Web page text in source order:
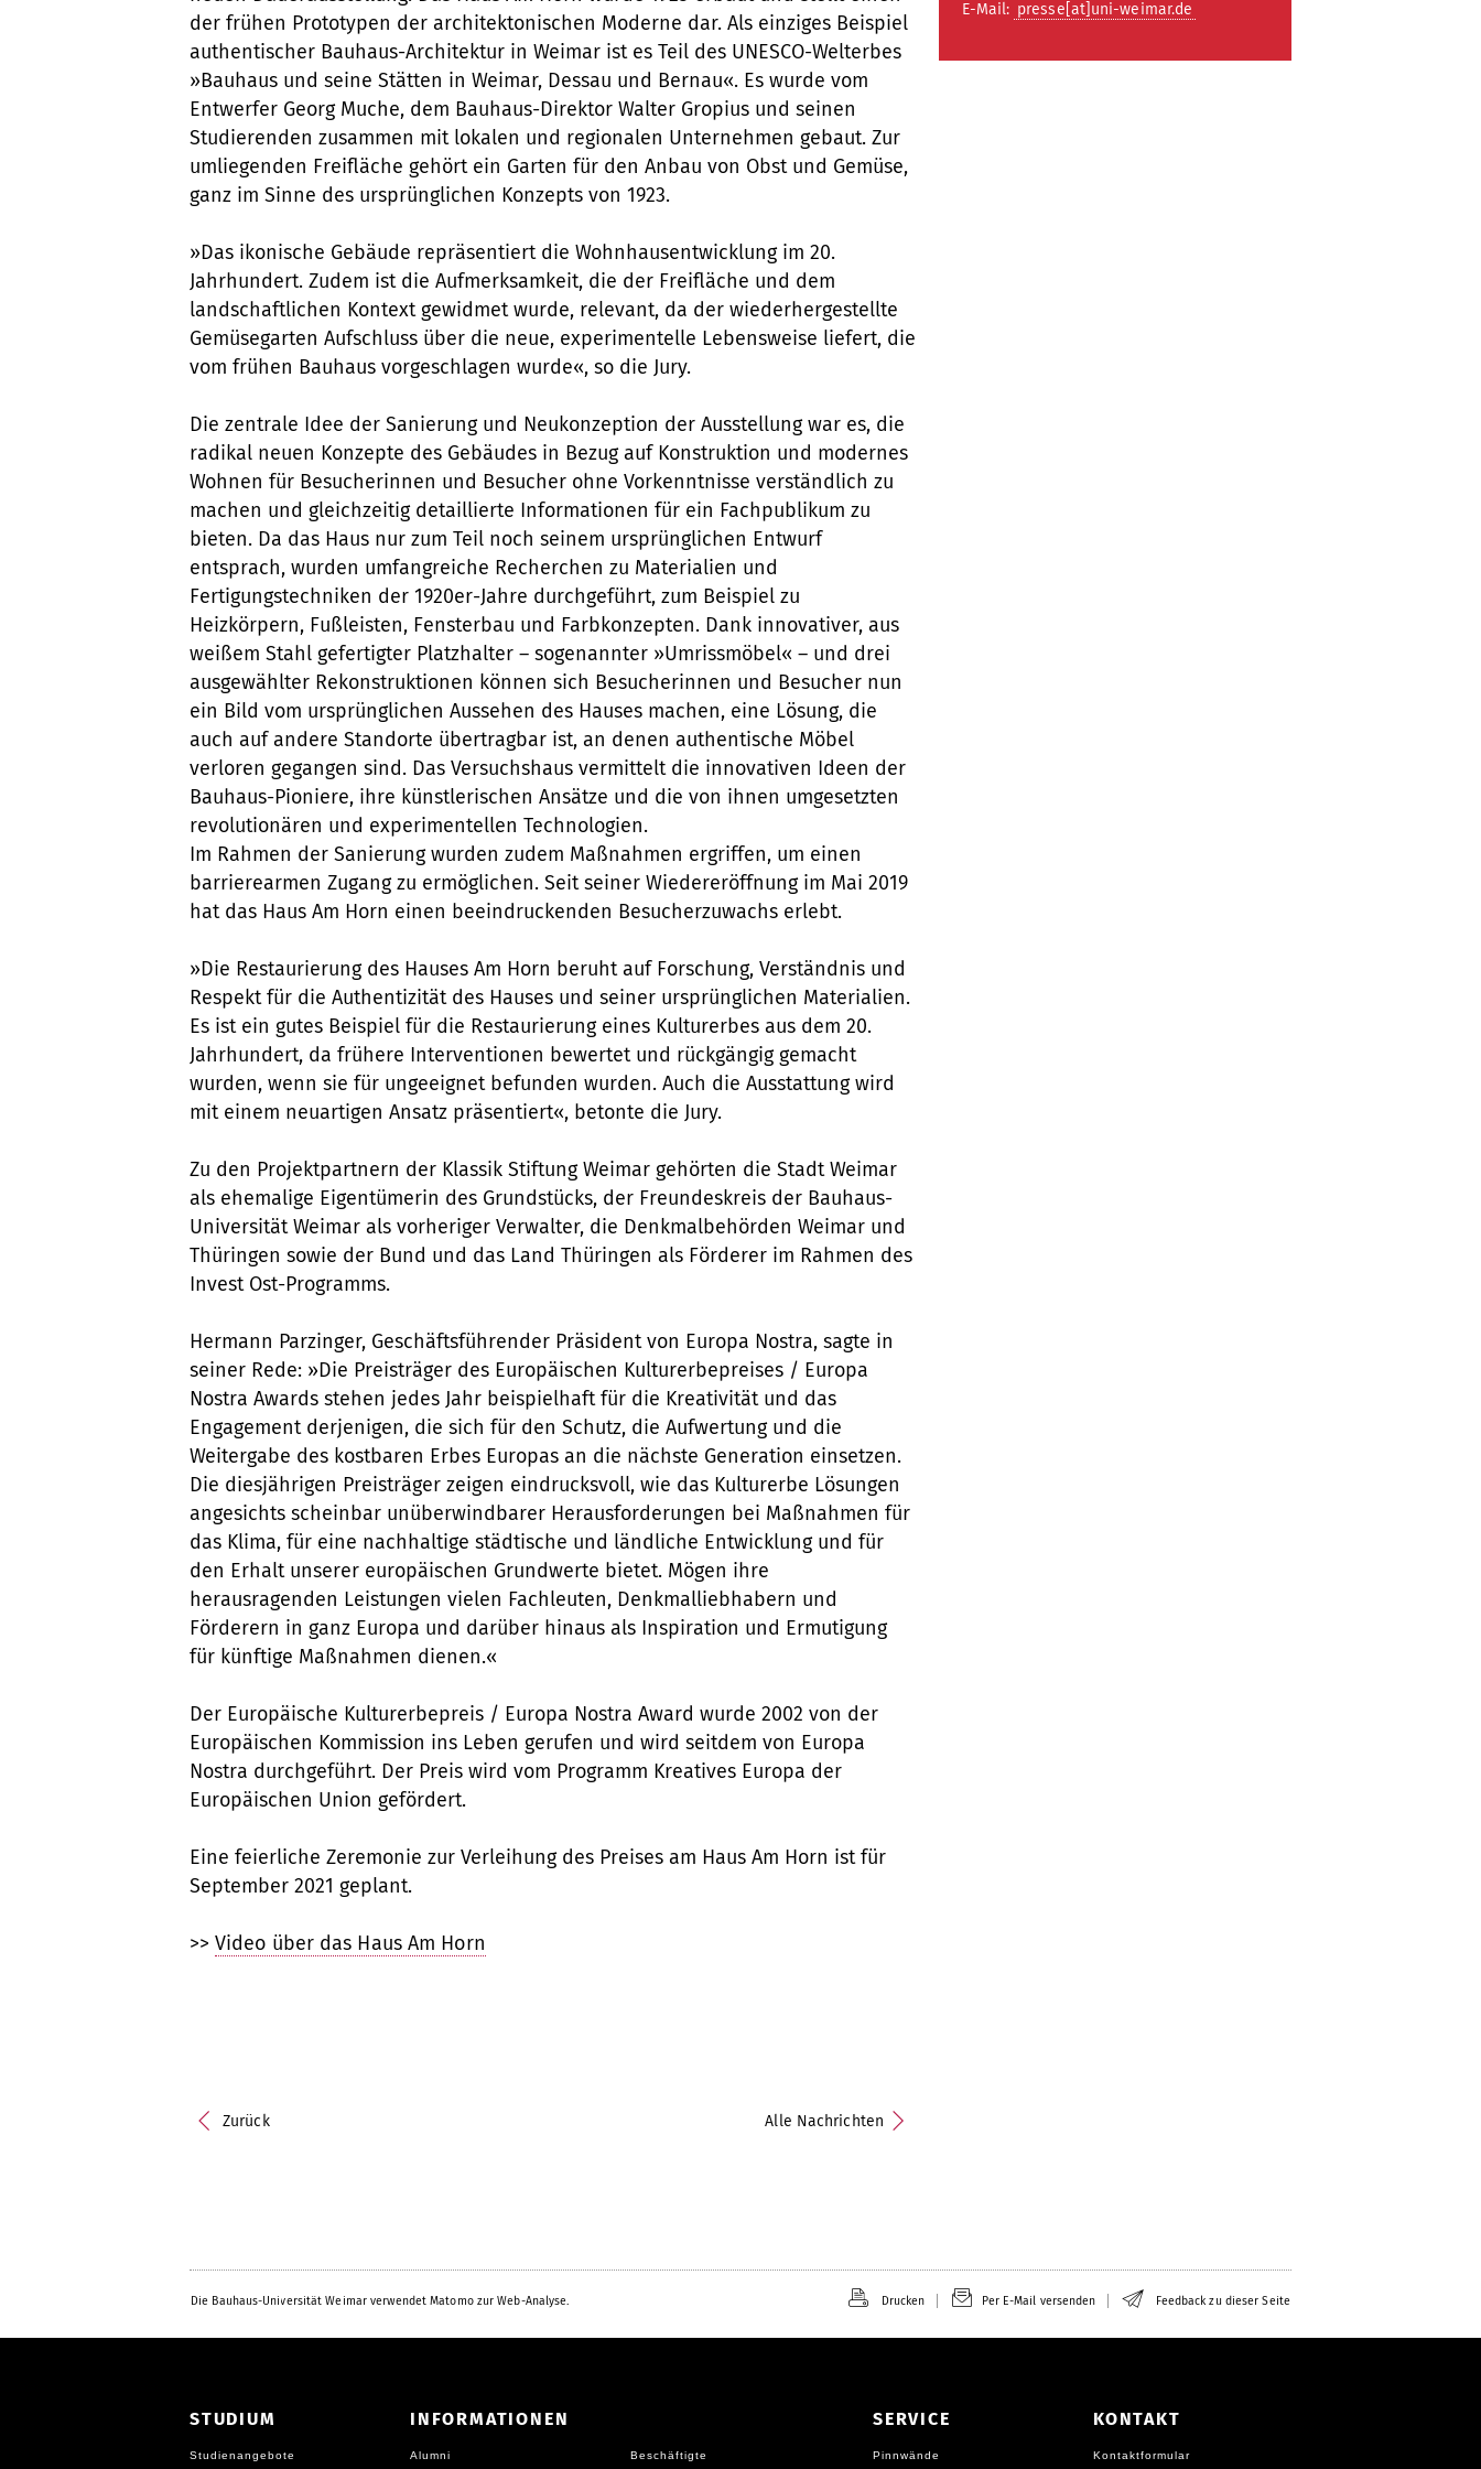
der frühen Prototypen der architektonischen Moderne dar. Als einziges Beispiel
authentischer Bauhaus-Architektur in Weimar ist es Teil des UNESCO-Welterbes
»Bauhaus und seine Stätten in Weimar, Dessau und Bernau«. Es wurde vom
Entwerfer Georg Muche, dem Bauhaus-Direktor Walter Gropius und seinen
Studierenden zusammen mit lokalen und regionalen Unternehmen gebaut. Zur
umliegenden Freifläche gehört ein Garten für den Anbau von Obst und Gemüse,
ganz im Sinne des ursprünglichen Konzepts von 1923.
»Das ikonische Gebäude repräsentiert die Wohnhausentwicklung im 20.
Jahrhundert. Zudem ist die Aufmerksamkeit, die der Freifläche und dem
landschaftlichen Kontext gewidmet wurde, relevant, da der wiederhergestellte
Gemüsegarten Aufschluss über die neue, experimentelle Lebensweise liefert, die
vom frühen Bauhaus vorgeschlagen wurde«, so die Jury.
Die zentrale Idee der Sanierung und Neukonzeption der Ausstellung war es, die
radikal neuen Konzepte des Gebäudes in Bezug auf Konstruktion und modernes
Wohnen für Besucherinnen und Besucher ohne Vorkenntnisse verständlich zu
machen und gleichzeitig detaillierte Informationen für ein Fachpublikum zu
bieten. Da das Haus nur zum Teil noch seinem ursprünglichen Entwurf
entsprach, wurden umfangreiche Recherchen zu Materialien und
Fertigungstechniken der 1920er-Jahre durchgeführt, zum Beispiel zu
Heizkörpern, Fußleisten, Fensterbau und Farbkonzepten. Dank innovativer, aus
weißem Stahl gefertigter Platzhalter – sogenannter »Umrissmöbel« – und drei
ausgewählter Rekonstruktionen können sich Besucherinnen und Besucher nun
ein Bild vom ursprünglichen Aussehen des Hauses machen, eine Lösung, die
auch auf andere Standorte übertragbar ist, an denen authentische Möbel
verloren gegangen sind. Das Versuchshaus vermittelt die innovativen Ideen der
Bauhaus-Pioniere, ihre künstlerischen Ansätze und die von ihnen umgesetzten
revolutionären und experimentellen Technologien.
Im Rahmen der Sanierung wurden zudem Maßnahmen ergriffen, um einen
barrierearmen Zugang zu ermöglichen. Seit seiner Wiedereröffnung im Mai 2019
hat das Haus Am Horn einen beeindruckenden Besucherzuwachs erlebt.
»Die Restaurierung des Hauses Am Horn beruht auf Forschung, Verständnis und
Respekt für die Authentizität des Hauses und seiner ursprünglichen Materialien.
Es ist ein gutes Beispiel für die Restaurierung eines Kulturerbes aus dem 20.
Jahrhundert, da frühere Interventionen bewertet und rückgängig gemacht
wurden, wenn sie für ungeeignet befunden wurden. Auch die Ausstattung wird
mit einem neuartigen Ansatz präsentiert«, betonte die Jury.
Zu den Projektpartnern der Klassik Stiftung Weimar gehörten die Stadt Weimar
als ehemalige Eigentümerin des Grundstücks, der Freundeskreis der Bauhaus-
Universität Weimar als vorheriger Verwalter, die Denkmalbehörden Weimar und
Thüringen sowie der Bund und das Land Thüringen als Förderer im Rahmen des
Invest Ost-Programms.
Hermann Parzinger, Geschäftsführender Präsident von Europa Nostra, sagte in
seiner Rede: »Die Preisträger des Europäischen Kulturerbepreises / Europa
Nostra Awards stehen jedes Jahr beispielhaft für die Kreativität und das
Engagement derjenigen, die sich für den Schutz, die Aufwertung und die
Weitergabe des kostbaren Erbes Europas an die nächste Generation einsetzen.
Die diesjährigen Preisträger zeigen eindrucksvoll, wie das Kulturerbe Lösungen
angesichts scheinbar unüberwindbarer Herausforderungen bei Maßnahmen für
das Klima, für eine nachhaltige städtische und ländliche Entwicklung und für
den Erhalt unserer europäischen Grundwerte bietet. Mögen ihre
herausragenden Leistungen vielen Fachleuten, Denkmalliebhabern und
Förderern in ganz Europa und darüber hinaus als Inspiration und Ermutigung
für künftige Maßnahmen dienen.«
Der Europäische Kulturerbepreis / Europa Nostra Award wurde 2002 von der
Europäischen Kommission ins Leben gerufen und wird seitdem von Europa
Nostra durchgeführt. Der Preis wird vom Programm Kreatives Europa der
Europäischen Union gefördert.
Eine feierliche Zeremonie zur Verleihung des Preises am Haus Am Horn ist für
September 2021 geplant.
>> Video über das Haus Am Horn
Zurück Alle Nachrichten
E-Mail: presse[at]uni-weimar.de
Die Bauhaus-Universität Weimar verwendet Matomo zur Web-Analyse. Drucken Per E-Mail versenden Feedback zu dieser Seite
STUDIUM
Studienangebote
INFORMATIONEN
Alumni Beschäftigte
SERVICE
Pinnwände
KONTAKT
Kontaktformular